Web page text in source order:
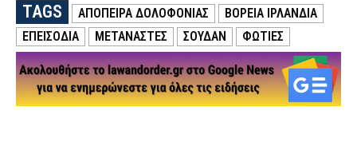
TAGS ΑΠΟΠΕΙΡΑ ΔΟΛΟΦΟΝΙΑΣ
ΒΌΡΕΙΑ ΙΡΛΑΝΔΊΑ
ΕΠΕΙΣΟΔΙΑ
ΜΕΤΑΝΑΣΤΕΣ ΣΟΥΔΆΝ ΦΩΤΙΕΣ